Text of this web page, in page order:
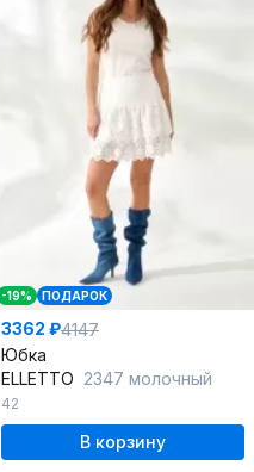
-19% ПОДАРОК
3362 ₽4147
Юбка
ELLETTO 2347 молочный
42
В корзину